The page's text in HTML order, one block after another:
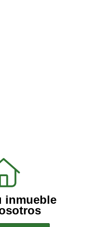
inmueble